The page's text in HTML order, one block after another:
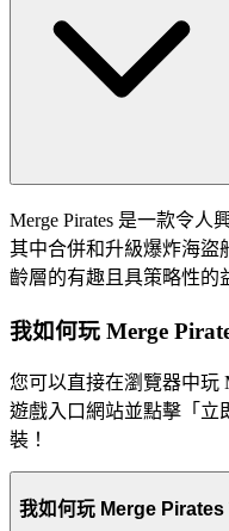
Merge Pirates 是一款令
其中合併和升級爆炸海盜
齡層的有趣且具策略性的
我如何玩 Merge
您可以直接在瀏覽器中玩
遊戲入口網站並點擊「立
裝！
我如何玩 Merge Pirates